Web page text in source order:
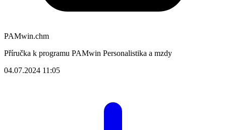
PAMwin.chm
Příručka k programu PAMwin Personalistika a mzdy
04.07.2024 11:05